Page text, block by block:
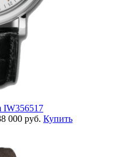
IW356517
000 руб. Купить